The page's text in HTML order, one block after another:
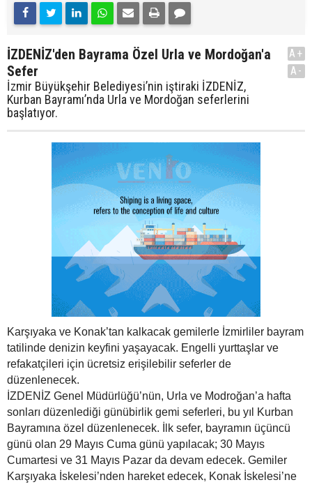
İZDENİZ'den Bayrama Özel Urla ve Mordoğan'a
Sefer
İzmir Büyükşehir Belediyesi’nin iştiraki İZDENİZ,
Kurban Bayramı’nda Urla ve Mordoğan seferlerini
başlatıyor.
A+
A-
Karşıyaka ve Konak’tan kalkacak gemilerle İzmirliler bayram
tatilinde denizin keyfini yaşayacak. Engelli yurttaşlar ve
refakatçileri için ücretsiz erişilebilir seferler de
düzenlenecek.
İZDENİZ Genel Müdürlüğü’nün, Urla ve Modroğan’a hafta
sonları düzenlediği günübirlik gemi seferleri, bu yıl Kurban
Bayramına özel düzenlenecek. İlk sefer, bayramın üçüncü
günü olan 29 Mayıs Cuma günü yapılacak; 30 Mayıs
Cumartesi ve 31 Mayıs Pazar da devam edecek. Gemiler
Karşıyaka İskelesi’nden hareket edecek, Konak İskelesi’ne